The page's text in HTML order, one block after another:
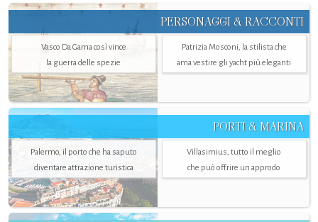
PERSONAGGI & RACCONTI
Vasco Da Gama così vince
la guerra delle spezie
Patrizia Mosconi, la stilista che
ama vestire gli yacht più eleganti
PORTI & MARINA
Palermo, il porto che ha saputo
diventare attrazione turistica
Villasimius, tutto il meglio
che può offrire un approdo